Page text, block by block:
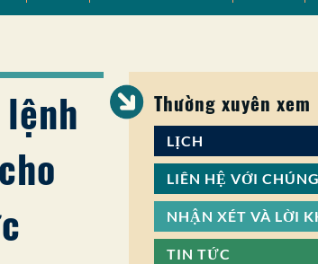
Thường xuyên xem
LỊCH
LIÊN HỆ VỚI
NHẬN XÉT VÀ LỜI
TIN TỨC